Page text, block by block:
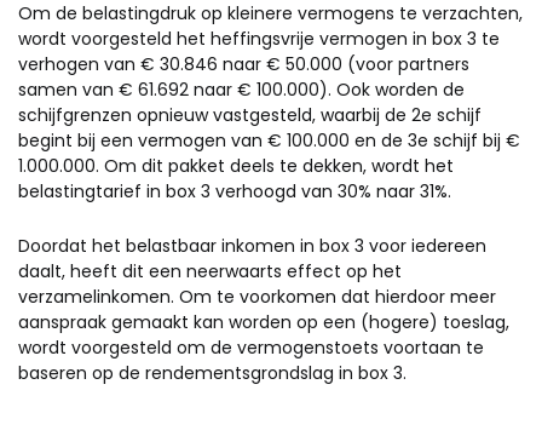
Om de belastingdruk op kleinere vermogens te verzachten,
wordt voorgesteld het heffingsvrije vermogen in box 3 te
verhogen van € 30.846 naar € 50.000 (voor partners
samen van € 61.692 naar € 100.000). Ook worden de
schijfgrenzen opnieuw vastgesteld, waarbij de 2e schijf
begint bij een vermogen van € 100.000 en de 3e schijf bij €
1.000.000. Om dit pakket deels te dekken, wordt het
belastingtarief in box 3 verhoogd van 30% naar 31%.
Doordat het belastbaar inkomen in box 3 voor iedereen
daalt, heeft dit een neerwaarts effect op het
verzamelinkomen. Om te voorkomen dat hierdoor meer
aanspraak gemaakt kan worden op een (hogere) toeslag,
wordt voorgesteld om de vermogenstoets voortaan te
baseren op de rendementsgrondslag in box 3.